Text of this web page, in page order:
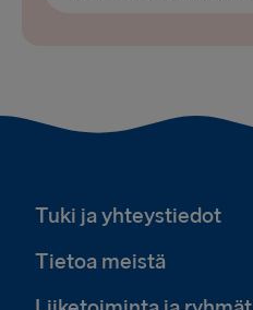
Tuki ja yhteystiedot
Tietoa meistä